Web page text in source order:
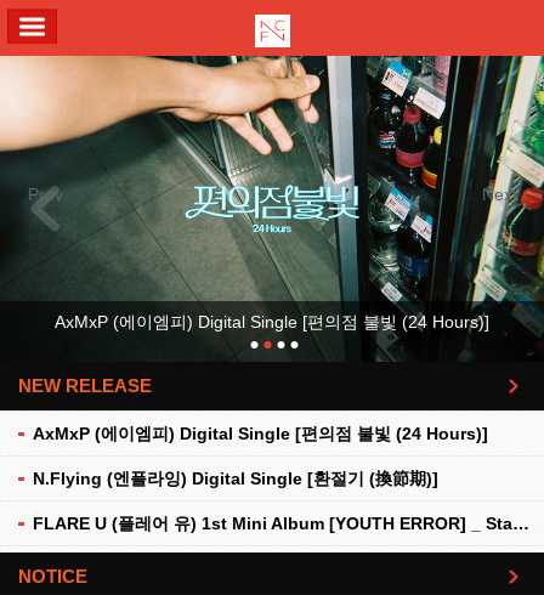
Previous Next
AxMxP (에이엠피) Digital Single [편의점 불빛 (24 Hours)]
NEW RELEASE
AxMxP (에이엠피) Digital Single [편의점 불빛 (24 Hours)]
N.Flying (엔플라잉) Digital Single [환절기 (換節期)]
FLARE U (플레어 유) 1st Mini Album [YOUTH ERROR] _ Stationery Kit Ver.
더보기
NOTICE 더보기